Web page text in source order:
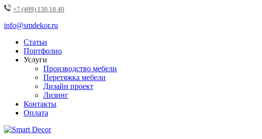
+7 (499) 130 18 40
info@smdekor.ru
Статьи
Портфолио
Услуги
Производство мебели
Перетяжка мебели
Дизайн проект
Лизинг
Контакты
Оплата